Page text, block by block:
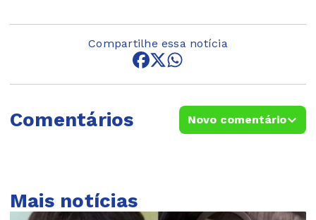
Compartilhe essa notícia
Comentários Novo comentário
Mais notícias